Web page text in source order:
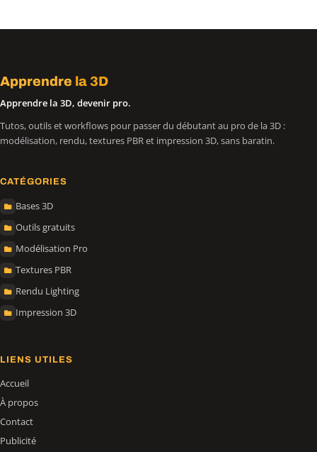
Apprendre la 3D
Apprendre la 3D, devenir pro.
Tutos, outils et workflows pour passer du débutant au pro de la 3D :
modélisation, rendu, textures PBR et impression 3D, sans baratin.
CATÉGORIES
Bases 3D
Outils gratuits
Modélisation Pro
Textures PBR
Rendu Lighting
Impression 3D
LIENS UTILES
Accueil
À propos
Contact
Publicité